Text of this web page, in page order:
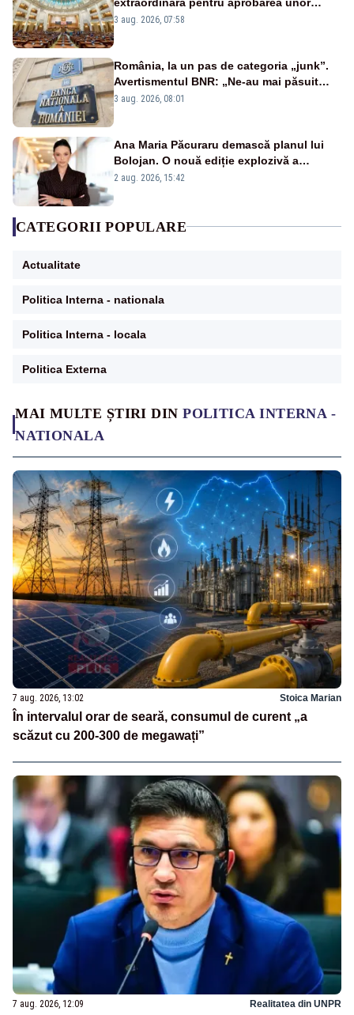
MAI MULTE ȘTIRI DINPOLITICA INTERNA -
NATIONALA
7 aug. 2026, 13:02 Stoica Marian
În intervalul orar de seară, consumul de curent „a
scăzut cu 200-300 de megawați”
7 aug. 2026, 12:09 Realitatea din UNPR
jaloane din PNRR
3 aug. 2026, 07:58
România, la un pas de categoria „junk”.
Avertismentul BNR: „Ne-au mai păsuit
pentru câteva luni”
3 aug. 2026, 08:01
Ana Maria Păcuraru demască planul lui
Bolojan. O nouă ediție explozivă a
emisiunii „Miza Zilei” la Realitatea PLUS
2 aug. 2026, 15:42
CATEGORII POPULARE
Actualitate
Politica Interna - nationala
Politica Interna - locala
Politica Externa